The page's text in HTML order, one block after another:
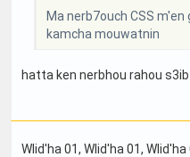
Ma nerb7ouch CSS
kamcha mouwatnin
hatta ken nerbhou rahou
Wlid'ha 01, Wlid'ha 01, Wlid'ha